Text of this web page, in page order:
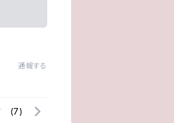
通報する
(7)